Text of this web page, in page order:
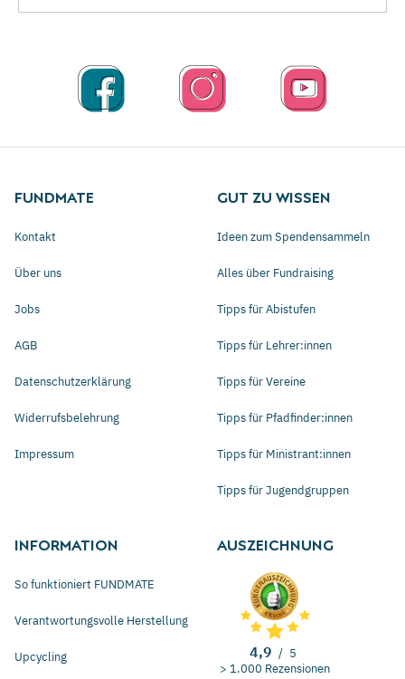
FUNDMATE
Kontakt
Über uns
Jobs
AGB
Datenschutzerklärung
Widerrufsbelehrung
Impressum
GUT ZU WISSEN
Ideen zum Spendensammeln
Alles über Fundraising
Tipps für Abistufen
Tipps für Lehrer:innen
Tipps für Vereine
Tipps für Pfadfinder:innen
Tipps für Ministrant:innen
Tipps für Jugendgruppen
INFORMATION
So funktioniert FUNDMATE
Verantwortungsvolle Herstellung
Upcycling
AUSZEICHNUNG
4,9 / 5
> 1.000 Rezensionen